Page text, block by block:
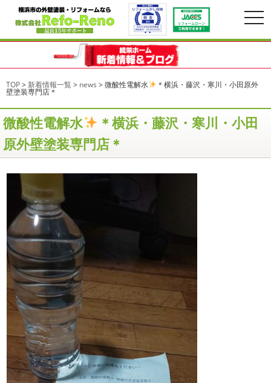
TOP> 新着情報一覧> news >微酸性電解水 ＊横浜・藤沢・寒川・小田原外
壁塗装専門店＊
微酸性電解水
＊横浜・藤沢・寒川・小田
原外壁塗装専門店＊